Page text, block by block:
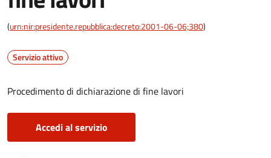
(urn:nir:presidente.repubblica:decreto:2001-06-06;380)
Servizio attivo
Procedimento di dichiarazione di fine lavori
Accedi al servizio